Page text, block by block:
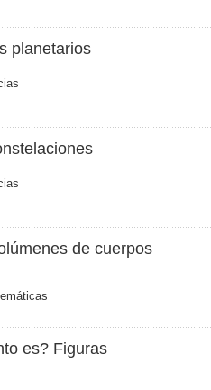
planetarios
de cuerpos
es? Figuras